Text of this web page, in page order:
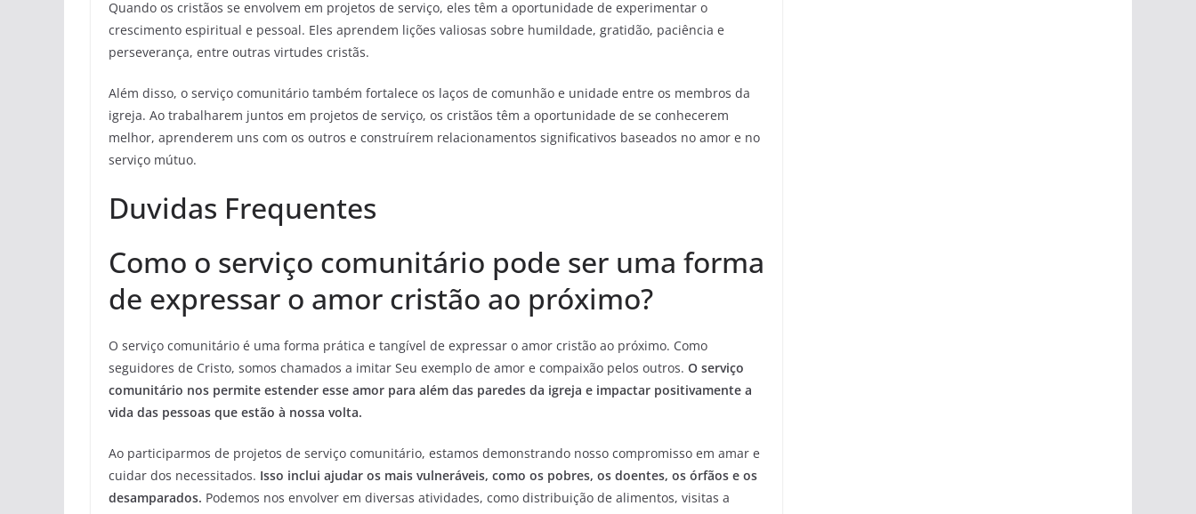
Quando os cristãos se envolvem em projetos de serviço, eles têm a oportunidade de experimentar o
crescimento espiritual e pessoal. Eles aprendem lições valiosas sobre humildade, gratidão, paciência e
perseverança, entre outras virtudes cristãs.
Além disso, o serviço comunitário também fortalece os laços de comunhão e unidade entre os membros da
igreja. Ao trabalharem juntos em projetos de serviço, os cristãos têm a oportunidade de se conhecerem
melhor, aprenderem uns com os outros e construírem relacionamentos significativos baseados no amor e no
serviço mútuo.
Duvidas Frequentes
Como o serviço comunitário pode ser uma forma
de expressar o amor cristão ao próximo?
O serviço comunitário é uma forma prática e tangível de expressar o amor cristão ao próximo. Como
seguidores de Cristo, somos chamados a imitar Seu exemplo de amor e compaixão pelos outros. O serviço
comunitário nos permite estender esse amor para além das paredes da igreja e impactar positivamente a
vida das pessoas que estão à nossa volta.
Ao participarmos de projetos de serviço comunitário, estamos demonstrando nosso compromisso em amar e
cuidar dos necessitados. Isso inclui ajudar os mais vulneráveis, como os pobres, os doentes, os órfãos e os
desamparados. Podemos nos envolver em diversas atividades, como distribuição de alimentos, visitas a